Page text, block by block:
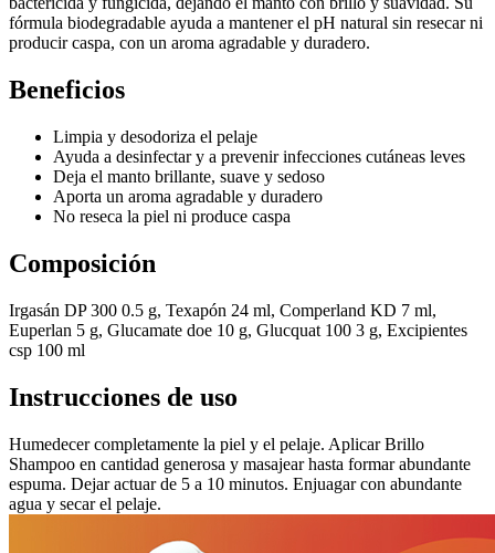
fórmula biodegradable ayuda a mantener el pH natural sin resecar ni
producir caspa, con un aroma agradable y duradero.
Beneficios
Limpia y desodoriza el pelaje
Ayuda a desinfectar y a prevenir infecciones cutáneas leves
Deja el manto brillante, suave y sedoso
Aporta un aroma agradable y duradero
No reseca la piel ni produce caspa
Composición
Irgasán DP 300 0.5 g, Texapón 24 ml, Comperland KD 7 ml,
Euperlan 5 g, Glucamate doe 10 g, Glucquat 100 3 g, Excipientes
csp 100 ml
Instrucciones de uso
Humedecer completamente la piel y el pelaje. Aplicar Brillo
Shampoo en cantidad generosa y masajear hasta formar abundante
espuma. Dejar actuar de 5 a 10 minutos. Enjuagar con abundante
agua y secar el pelaje.